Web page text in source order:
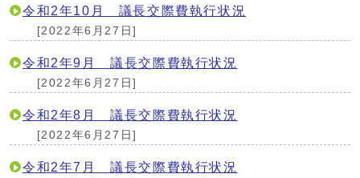
令和2年10月 議長交際費執行状況
[2022年6月27日]
令和2年9月 議長交際費執行状況
[2022年6月27日]
令和2年8月 議長交際費執行状況
[2022年6月27日]
令和2年7月 議長交際費執行状況